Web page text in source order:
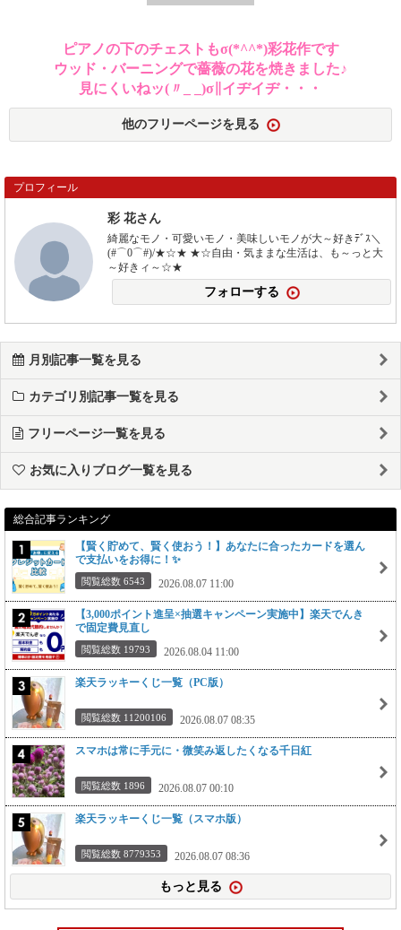
ピアノの下のチェストもσ(*^^*)彩花作です
ウッド・バーニングで薔薇の花を焼きました♪
見にくいねッ(〃_ _)σ∥イヂイヂ・・・
他のフリーページを見る
プロフィール
彩 花さん
綺麗なモノ・可愛いモノ・美味しいモノが大～好きﾃﾞｽ＼
(#⌒0⌒#)/★☆★ ★☆自由・気ままな生活は、も～っと大
～好きィ～☆★
フォローする
月別記事一覧を見る
カテゴリ別記事一覧を見る
フリーページ一覧を見る
お気に入りブログ一覧を見る
総合記事ランキング
【賢く貯めて、賢く使おう！】あなたに合ったカードを選ん
で支払いをお得に！✨
閲覧総数 6543 2026.08.07 11:00
【3,000ポイント進呈×抽選キャンペーン実施中】楽天でんき
で固定費見直し
閲覧総数 19793 2026.08.04 11:00
楽天ラッキーくじ一覧（PC版）
閲覧総数 11200106 2026.08.07 08:35
スマホは常に手元に・微笑み返したくなる千日紅
閲覧総数 1896 2026.08.07 00:10
楽天ラッキーくじ一覧（スマホ版）
閲覧総数 8779353 2026.08.07 08:36
もっと見る